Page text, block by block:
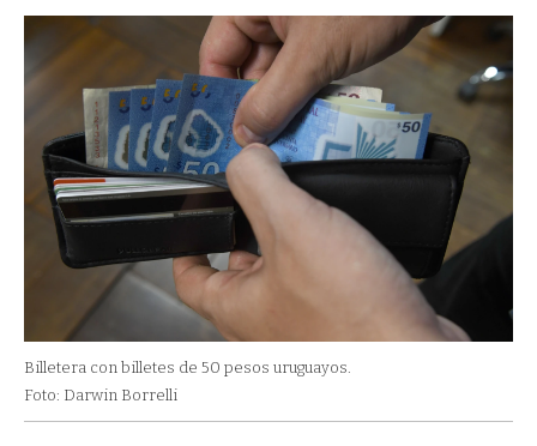
Billetera con billetes de 50 pesos uruguayos.
Foto: Darwin Borrelli